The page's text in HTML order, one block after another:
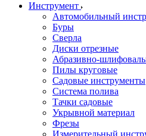
Инструмент
Автомобильный
Буры
Сверла
Диски отрезные
Абразивно-
Пилы круговые
Садовые инструменты
Система полива
Тачки садовые
Укрывной материал
Фрезы
Измерительный